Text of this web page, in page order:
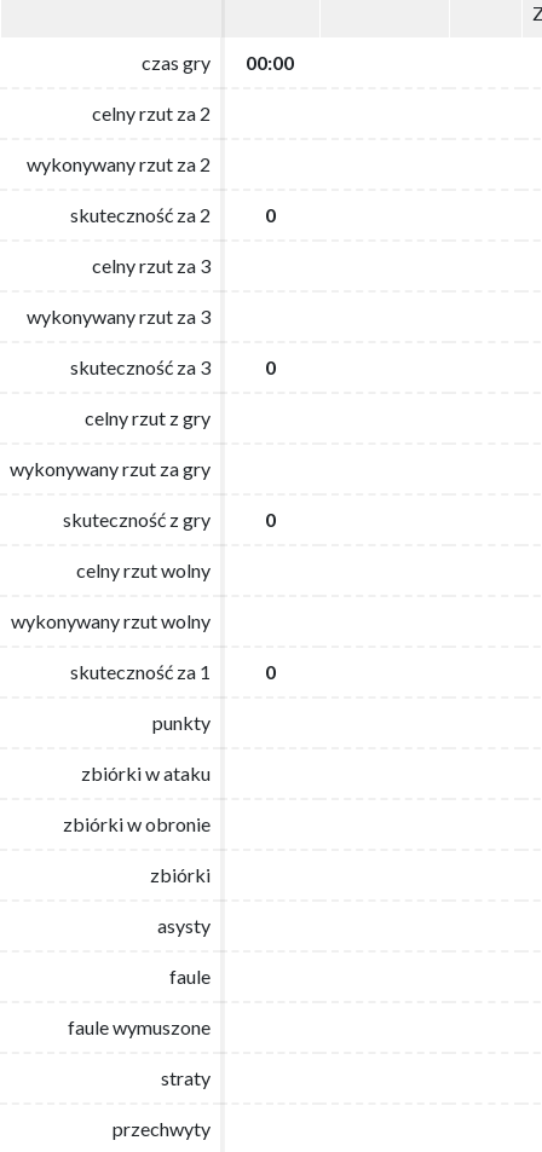
czas gry 00:00
celny rzut za 2
wykonywany rzut za 2
skuteczność za 2 0
celny rzut za 3
wykonywany rzut za 3
skuteczność za 3 0
celny rzut z gry
wykonywany rzut za gry
skuteczność z gry 0
celny rzut wolny
wykonywany rzut wolny
skuteczność za 1 0
punkty
zbiórki w ataku
zbiórki w obronie
zbiórki
asysty
faule
faule wymuszone
straty
przechwyty
czas gry 00:00
celny rzut za 2
wykonywany rzut za 2
skuteczność za 2 0
celny rzut za 3
wykonywany rzut za 3
skuteczność za 3 0
celny rzut z gry
wykonywany rzut za gry
skuteczność z gry 0
celny rzut wolny
wykonywany rzut wolny
skuteczność za 1 0
punkty
zbiórki w ataku
zbiórki w obronie
zbiórki
asysty
faule
faule wymuszone
straty
przechwyty